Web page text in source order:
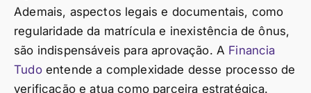
Ademais, aspectos legais e documentais, como
regularidade da matrícula e inexistência de ônus,
são indispensáveis para aprovação. A Financia
Tudoentende a complexidade desse processo de
verificação e atua como parceira estratégica.